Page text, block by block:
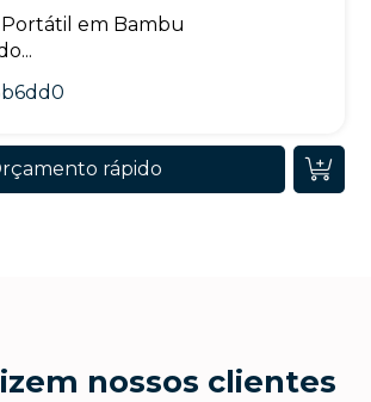
em Bambu
rápido
nossos clientes